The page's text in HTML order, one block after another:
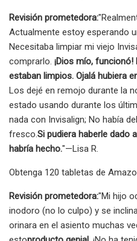
Revisión prometedora:
Actualmente estoy esperando
Necesitaba limpiar mi viejo
comprarlo. ¡Dios mío,
estaban limpios. Ojalá hubiera
Los dejé en remojo durante la
estado usando durante los
nada con Invisalign; No había
fresco.Si pudiera haberle dado
habría hecho."—Lisa R.
Obtenga 120 tabletas de
Revisión prometedora:"Mi hijo
inodoro (no lo culpo) y se
orinara en el asiento muchas